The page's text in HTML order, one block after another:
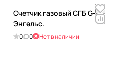
Счетчик газовый СГБ G-6
Энгельс.
0 0 Нет в наличии